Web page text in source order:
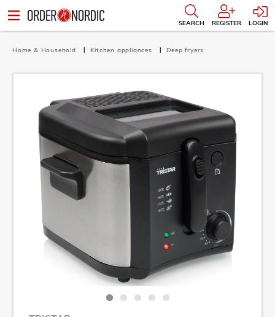
SEARCH REGISTER LOGIN
Home & Household Kitchen appliances Deep fryers